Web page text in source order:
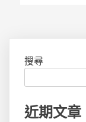
搜尋
近期文章